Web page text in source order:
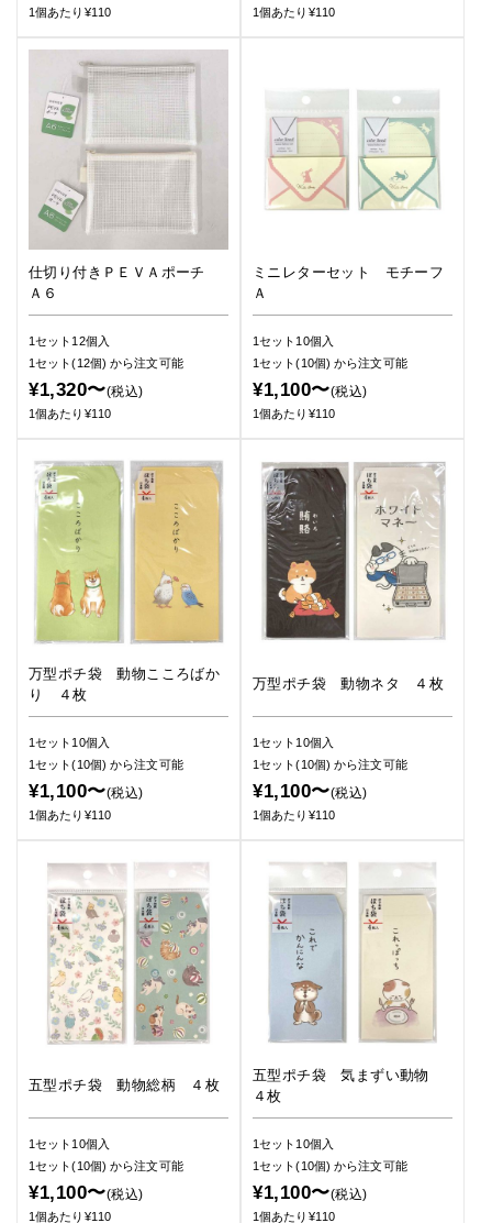
1個あたり¥110 1個あたり¥110
仕切り付きＰＥＶＡポーチ
Ａ６
1セット12個入
1セット(12個)から注文可能
¥1,320〜(税込)
1個あたり¥110
ミニレターセット モチーフ
Ａ
1セット10個入
1セット(10個)から注文可能
¥1,100〜(税込)
1個あたり¥110
万型ポチ袋 動物こころばか
り ４枚
1セット10個入
1セット(10個)から注文可能
¥1,100〜(税込)
1個あたり¥110
万型ポチ袋 動物ネタ ４枚
1セット10個入
1セット(10個)から注文可能
¥1,100〜(税込)
1個あたり¥110
五型ポチ袋 動物総柄 ４枚
1セット10個入
1セット(10個)から注文可能
¥1,100〜(税込)
1個あたり¥110
五型ポチ袋 気まずい動物
４枚
1セット10個入
1セット(10個)から注文可能
¥1,100〜(税込)
1個あたり¥110